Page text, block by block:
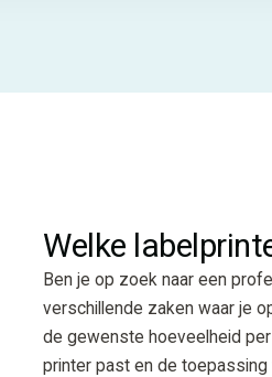
Welke
Ben je op zoek naar een
verschillende zaken waar je
de gewenste hoeveelheid
printer past en de